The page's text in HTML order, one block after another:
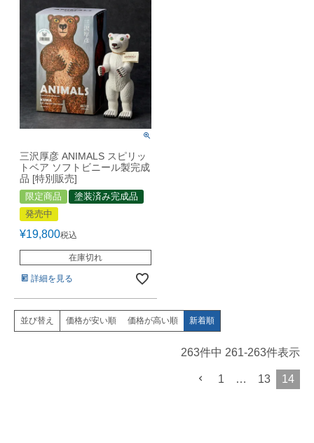
三沢厚彦 ANIMALS スピリッ
トベア ソフトビニール製完成
品 [特別販売]
限定商品
塗装済み完成品
発売中
¥19,800税込
在庫切れ
詳細を見る
並び替え 価格が安い順 価格が高い順 新着順
263件中 261-263件表示
1 … 13 14